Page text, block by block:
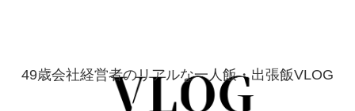
49歳会社経営者のリアルな一人飯・出張飯VLOG